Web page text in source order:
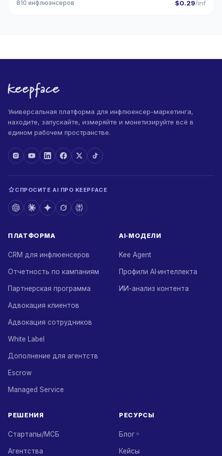
810 инфлюэнсеров $0.29/inf
Универсальная платформа для инфлюенсер-маркетинга,
находите, запускайте, измеряйте и монетизируйте всё в
едином рабочем пространстве.
СПРОСИТЕ AI ПРО KEEPFACE
ПЛАТФОРМА
CRM для инфлюенсеров
Отчетность по кампаниям
Партнерская программа
Адвокация клиентов
Адвокация сотрудников
White Label
Дополнение для агентств
Escrow
Managed Service
AI‑МОДЕЛИ
Kee Agent
Профили AI‑интеллекта
ИИ-анализ контента
РЕШЕНИЯ
Стартапы/МСБ
Агентства
РЕСУРСЫ
Блог
Кейсы